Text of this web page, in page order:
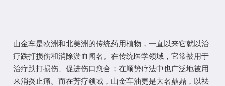
山金车是欧洲和北美洲的传统药用植物，一直以来它就以治
疗跌打损伤和消除淤血闻名。在传统医学领域，它常被用于
治疗跌打损伤、促进伤口愈合；在顺势疗法中也广泛地被用
来消炎止痛。而在芳疗领域，山金车油更是大名鼎鼎，以祛